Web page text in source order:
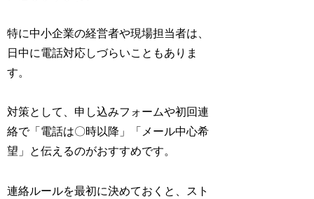
特に中小企業の経営者や現場担当者は、
日中に電話対応しづらいこともありま
す。
対策として、申し込みフォームや初回連
絡で「電話は〇時以降」「メール中心希
望」と伝えるのがおすすめです。
連絡ルールを最初に決めておくと、スト